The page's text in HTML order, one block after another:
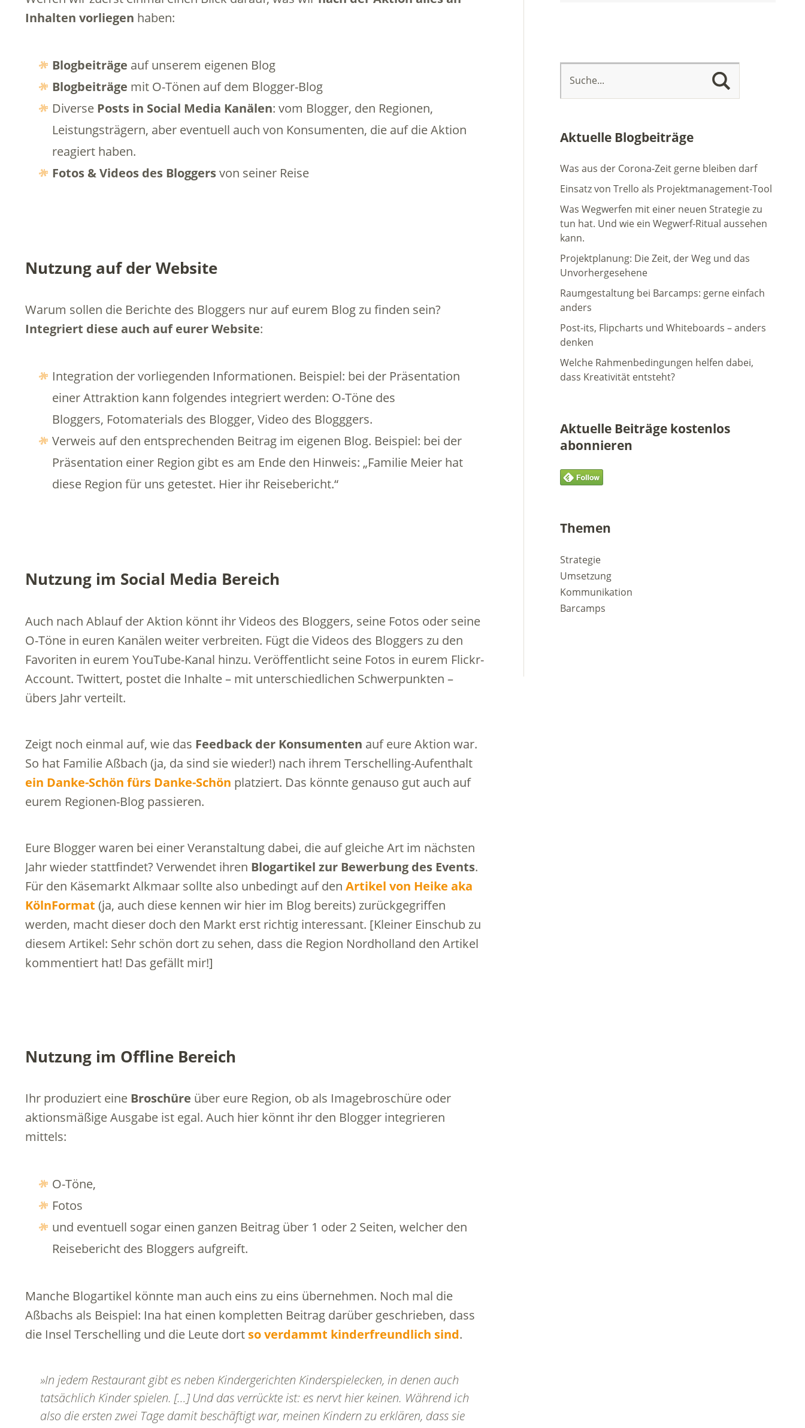
Inhalten vorliegen haben:
Blogbeiträge auf unserem eigenen Blog
Blogbeiträge mit O-Tönen auf dem Blogger-Blog
Diverse Posts in Social Media Kanälen: vom Blogger, den Regionen,
Leistungsträgern, aber eventuell auch von Konsumenten, die auf die Aktion
reagiert haben.
Fotos & Videos des Bloggersvon seiner Reise
Nutzung auf der Website
Warum sollen die Berichte des Bloggers nur auf eurem Blog zu finden sein?
Integriert diese auch auf eurer Website:
Integration der vorliegenden Informationen. Beispiel: bei der Präsentation
einer Attraktion kann folgendes integriert werden: O-Töne des
Bloggers, Fotomaterials des Blogger, Video des Blogggers.
Verweis auf den entsprechenden Beitrag im eigenen Blog. Beispiel: bei der
Präsentation einer Region gibt es am Ende den Hinweis: „Familie Meier hat
diese Region für uns getestet. Hier ihr Reisebericht.“
Nutzung im Social Media Bereich
Auch nach Ablauf der Aktion könnt ihr Videos des Bloggers, seine Fotos oder seine
O-Töne in euren Kanälen weiter verbreiten. Fügt die Videos des Bloggers zu den
Favoriten in eurem YouTube-Kanal hinzu. Veröffentlicht seine Fotos in eurem Flickr-
Account. Twittert, postet die Inhalte – mit unterschiedlichen Schwerpunkten –
übers Jahr verteilt.
Zeigt noch einmal auf, wie das Feedback der Konsumenten auf eure Aktion war.
So hat Familie Aßbach (ja, da sind sie wieder!) nach ihrem Terschelling-Aufenthalt
ein Danke-Schön fürs Danke-Schön platziert. Das könnte genauso gut auch auf
eurem Regionen-Blog passieren.
Eure Blogger waren bei einer Veranstaltung dabei, die auf gleiche Art im nächsten
Jahr wieder stattfindet? Verwendet ihren Blogartikel zur Bewerbung des Events.
Für den Käsemarkt Alkmaar sollte also unbedingt auf den Artikel von Heike aka
KölnFormat (ja, auch diese kennen wir hier im Blog bereits) zurückgegriffen
werden, macht dieser doch den Markt erst richtig interessant. [Kleiner Einschub zu
diesem Artikel: Sehr schön dort zu sehen, dass die Region Nordholland den Artikel
kommentiert hat! Das gefällt mir!]
Nutzung im Offline Bereich
Ihr produziert eine Broschüre über eure Region, ob als Imagebroschüre oder
aktionsmäßige Ausgabe ist egal. Auch hier könnt ihr den Blogger integrieren
mittels:
O-Töne,
Fotos
und eventuell sogar einen ganzen Beitrag über 1 oder 2 Seiten, welcher den
Reisebericht des Bloggers aufgreift.
Manche Blogartikel könnte man auch eins zu eins übernehmen. Noch mal die
Aßbachs als Beispiel: Ina hat einen kompletten Beitrag darüber geschrieben, dass
die Insel Terschelling und die Leute dort so verdammt kinderfreundlich sind.
»In jedem Restaurant gibt es neben Kindergerichten Kinderspielecken, in denen auch
tatsächlich Kinder spielen. […] Und das verrückte ist: es nervt hier keinen. Während ich
also die ersten zwei Tage damit beschäftigt war, meinen Kindern zu erklären, dass sie
Aktuelle Blogbeiträge
Was aus der Corona-Zeit gerne bleiben darf
Einsatz von Trello als Projektmanagement-Tool
Was Wegwerfen mit einer neuen Strategie zu
tun hat. Und wie ein Wegwerf-Ritual aussehen
kann.
Projektplanung: Die Zeit, der Weg und das
Unvorhergesehene
Raumgestaltung bei Barcamps: gerne einfach
anders
Post-its, Flipcharts und Whiteboards – anders
denken
Welche Rahmenbedingungen helfen dabei,
dass Kreativität entsteht?
Aktuelle Beiträge kostenlos
abonnieren
Themen
Strategie
Umsetzung
Kommunikation
Barcamps